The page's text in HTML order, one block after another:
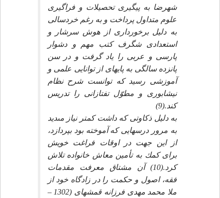
شهرضا به پيگيرى تحصيلات و فراگيرى
علوم متداول پرداخت و به رغم خردسالى
به دليل برخوردارى از هوش سرشار و
استعدادى شگرف كتب مهم و دشوار
پارسى و عربى را ياد گرفت و در سن
پانزده سالگى به پايه‏اى از توانايى علمى و
آموزشى رسيد كه توانست شرح نظام
نيشابورى و مطوّل تفتازانى را تدريس
كند.(9)
به دليل ذكاوتى كه داشت كمتر نياز مى‏ديد
به مرور درسهايى كه آموخته بود بپردازد،
از اين جهت در اوقات فراغت خويش
براى كمك به تأمين معاش خانواده تلاش
كرد.(10) آن مشتاق معرفت مقدمات
فقه، اصول و حكمت را در زادگاه خود از
ملا محمد مهدى فرزانه قمشه‏اى (1302 –